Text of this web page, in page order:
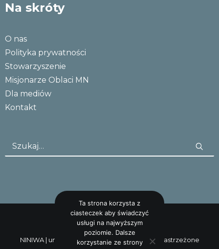
Na skróty
O nas
Polityka prywatności
Stowarzyszenie
Misjonarze Oblaci MN
Dla mediów
Kontakt
NINIWA | uncreative: studioWszystkie prawa zastrzeżone
Ta strona korzysta z
ciasteczek aby świadczyć
usługi na najwyższym
poziomie. Dalsze
korzystanie ze strony